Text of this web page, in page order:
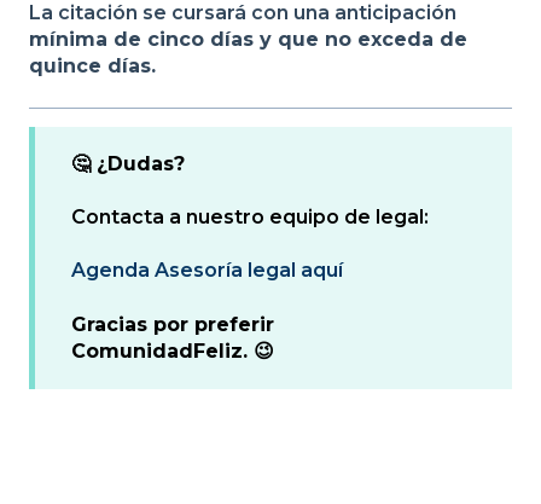
La citación se cursará con una anticipación
mínima de cinco días y que no exceda de
quince días.
🤔 ¿Dudas?
Contacta a nuestro equipo de legal:
Agenda Asesoría legal aquí
Gracias por preferir
ComunidadFeliz. 😉